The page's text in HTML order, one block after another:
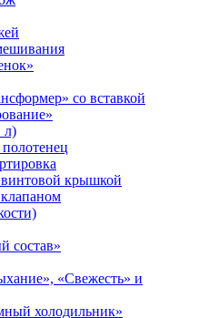
со вставкой
л)
крышкой
состав»
«Свежесть» и
холодильник»